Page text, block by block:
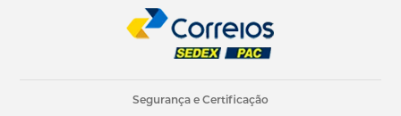
Segurança e Certificação